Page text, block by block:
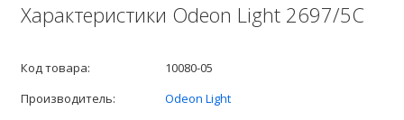
Характеристики Odeon Light 2697/5C
Код товара:
10080-05
Производитель:
Odeon Light